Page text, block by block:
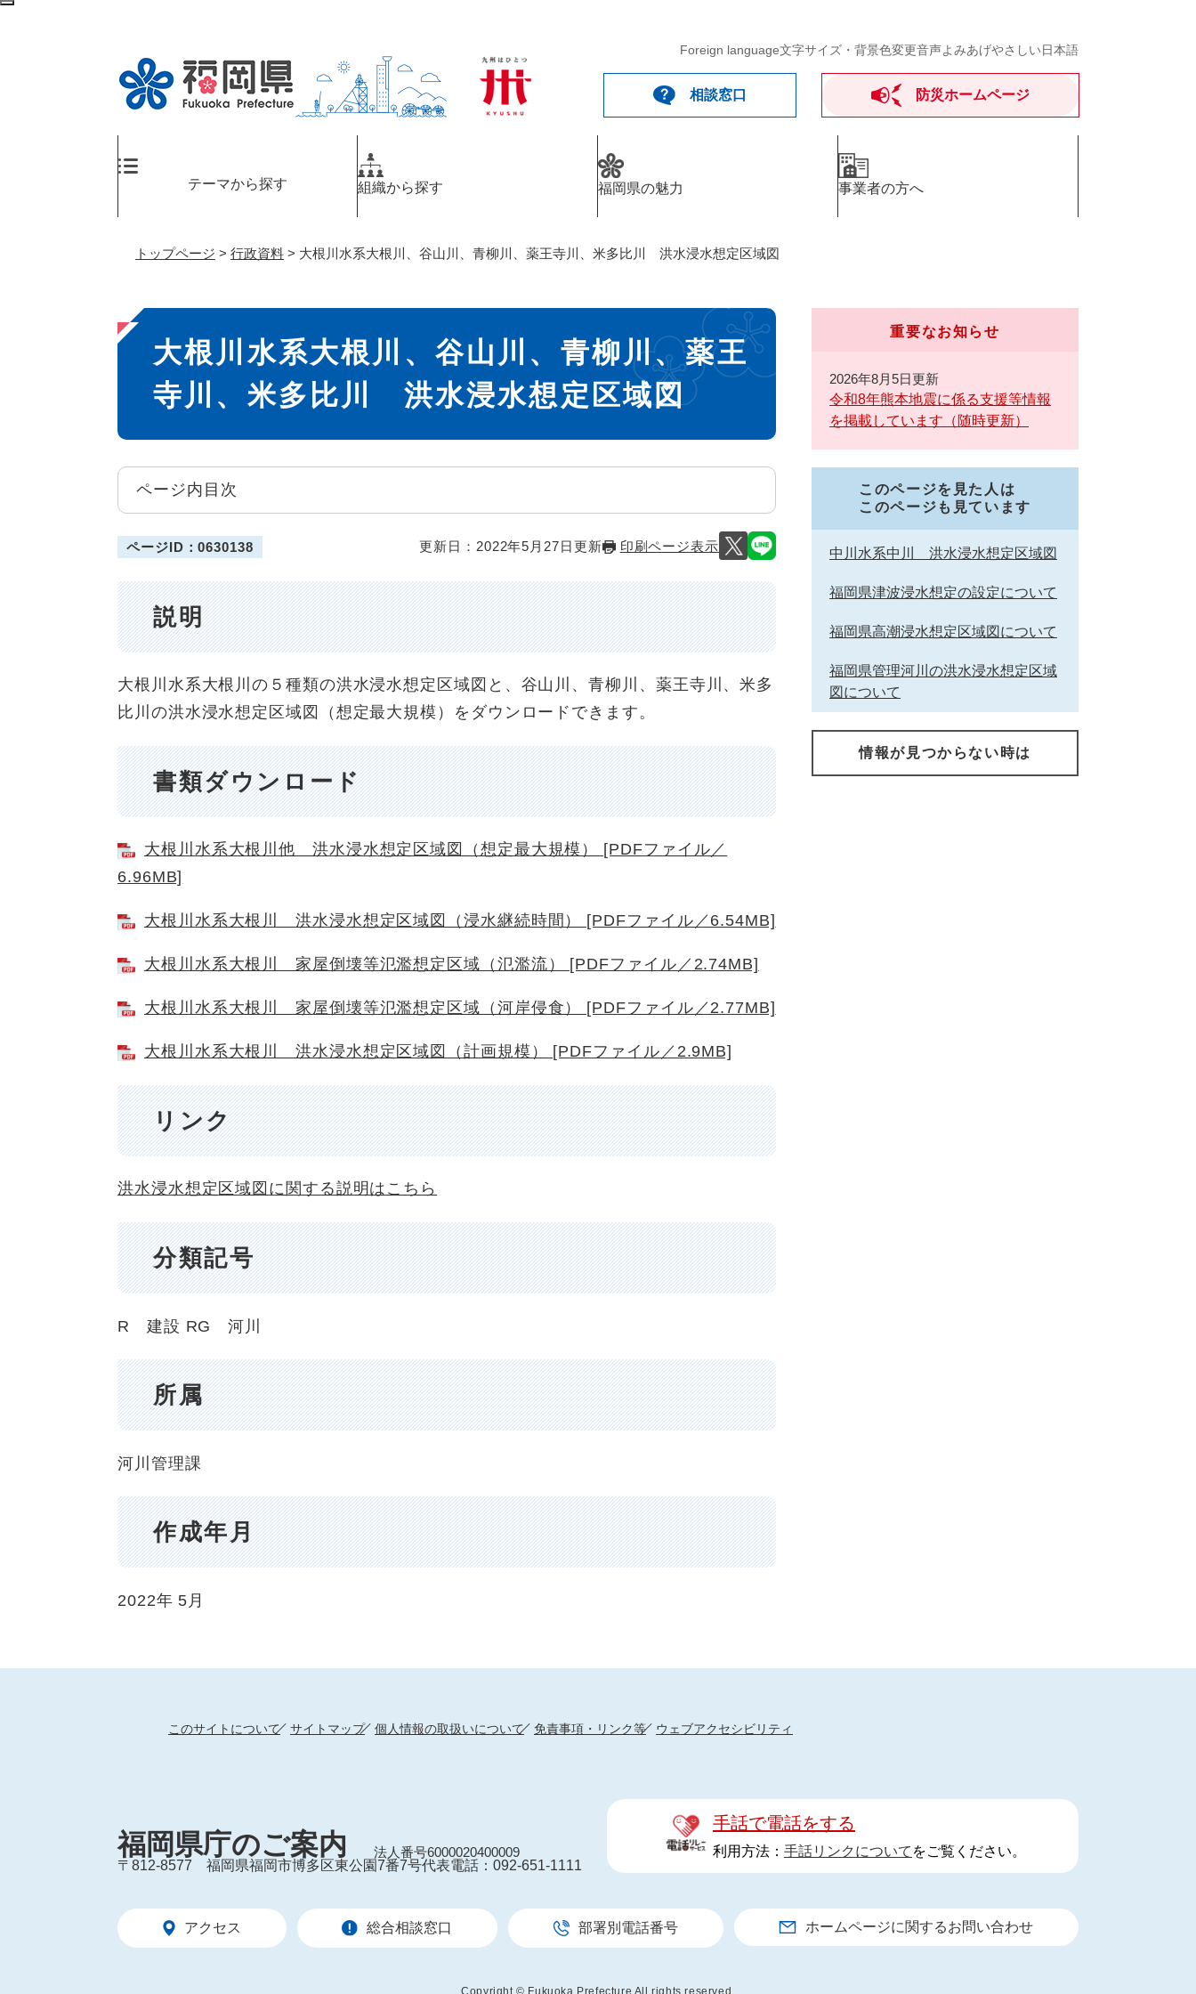
ペ
メ
Foreign language文字サイズ・背景色変更音声よみあげやさしい日本語
相談窓口 防災ホームページ
テーマから探す 組織から探す 福岡県の魅力 事業者の方へ
トップページ > 行政資料 > 大根川水系大根川、谷山川、青柳川、薬王寺川、米多比川 洪水浸水想定区域図
本
文
大根川水系大根川、谷山川、青柳川、薬王
寺川、米多比川 洪水浸水想定区域図
ページ内目次
ページID：0630138 更新日：2022年5月27日更新 印刷ページ表示
説明
大根川水系大根川の５種類の洪水浸水想定区域図と、谷山川、青柳川、薬王寺川、米多
比川の洪水浸水想定区域図（想定最大規模）をダウンロードできます。
書類ダウンロード
大根川水系大根川他 洪水浸水想定区域図（想定最大規模） [PDFファイル／
6.96MB]
大根川水系大根川 洪水浸水想定区域図（浸水継続時間） [PDFファイル／6.54MB]
大根川水系大根川 家屋倒壊等氾濫想定区域（氾濫流） [PDFファイル／2.74MB]
大根川水系大根川 家屋倒壊等氾濫想定区域（河岸侵食） [PDFファイル／2.77MB]
大根川水系大根川 洪水浸水想定区域図（計画規模） [PDFファイル／2.9MB]
リンク
洪水浸水想定区域図に関する説明はこちら
分類記号
R 建設 RG 河川
所属
河川管理課
作成年月
2022年 5月
重要なお知らせ
2026年8月5日更新
令和8年熊本地震に係る支援等情報
を掲載しています（随時更新）
このページを見た人は
このページも見ています
中川水系中川 洪水浸水想定区域図
福岡県津波浸水想定の設定について
福岡県高潮浸水想定区域図について
福岡県管理河川の洪水浸水想定区域
図について
情報が見つからない時は
このサイトについて サイトマップ 個人情報の取扱いについて 免責事項・リンク等 ウェブアクセシビリティ
福岡県庁のご案内
法人番号6000020400009
〒812-8577
福岡県福岡市博多区東公園7番7号代表電話：092-651-1111
手話で電話をする
利用方法： 手話リンクについて をご覧ください。
アクセス 総合相談窓口 部署別電話番号 ホームページに関するお問い合わせ
Copyright © Fukuoka Prefecture All rights reserved.